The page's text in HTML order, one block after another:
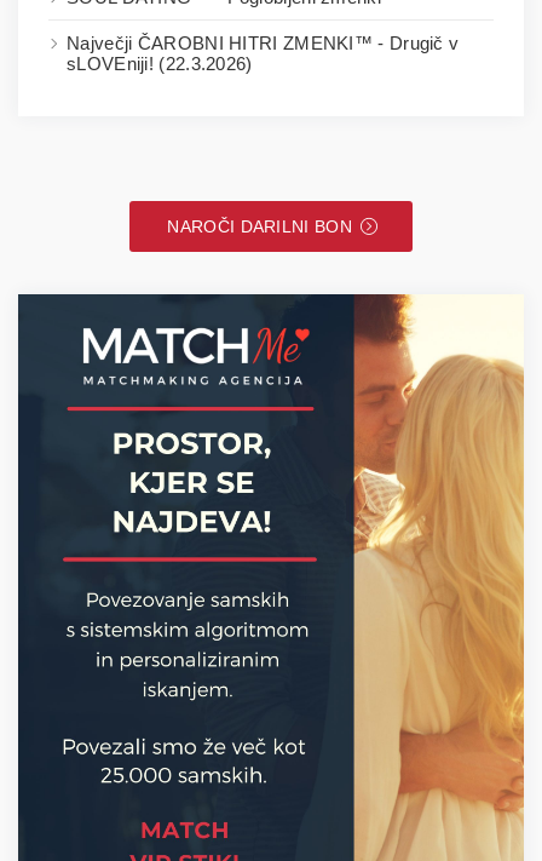
Največji ČAROBNI HITRI ZMENKI™ - Drugič v
sLOVEniji! (22.3.2026)
NAROČI DARILNI BON